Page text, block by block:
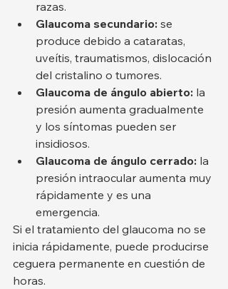
razas.
Glaucoma secundario: se
produce debido a cataratas,
uveítis, traumatismos, dislocación
del cristalino o tumores.
Glaucoma de ángulo abierto: la
presión aumenta gradualmente
y los síntomas pueden ser
insidiosos.
Glaucoma de ángulo cerrado: la
presión intraocular aumenta muy
rápidamente y es una
emergencia.
Si el tratamiento del glaucoma no se
inicia rápidamente, puede producirse
ceguera permanente en cuestión de
horas.